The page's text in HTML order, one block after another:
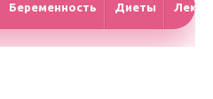
Беременность Диеты